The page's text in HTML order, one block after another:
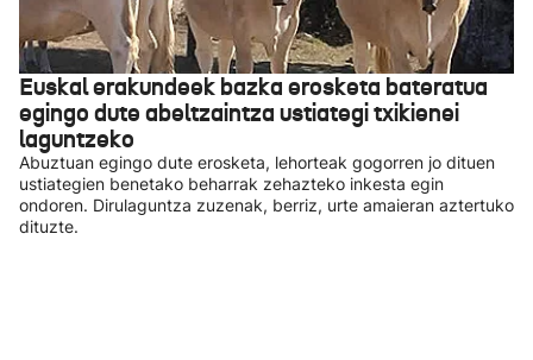
Euskal erakundeek bazka erosketa bateratua
egingo dute abeltzaintza ustiategi txikienei
laguntzeko
Abuztuan egingo dute erosketa, lehorteak gogorren jo dituen
ustiategien benetako beharrak zehazteko inkesta egin
ondoren. Dirulaguntza zuzenak, berriz, urte amaieran aztertuko
dituzte.